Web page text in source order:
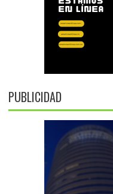
PUBLICIDAD